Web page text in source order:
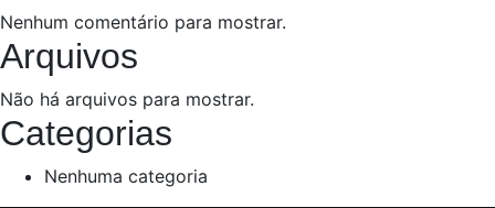
Nenhum comentário para mostrar.
Arquivos
Não há arquivos para mostrar.
Categorias
Nenhuma categoria